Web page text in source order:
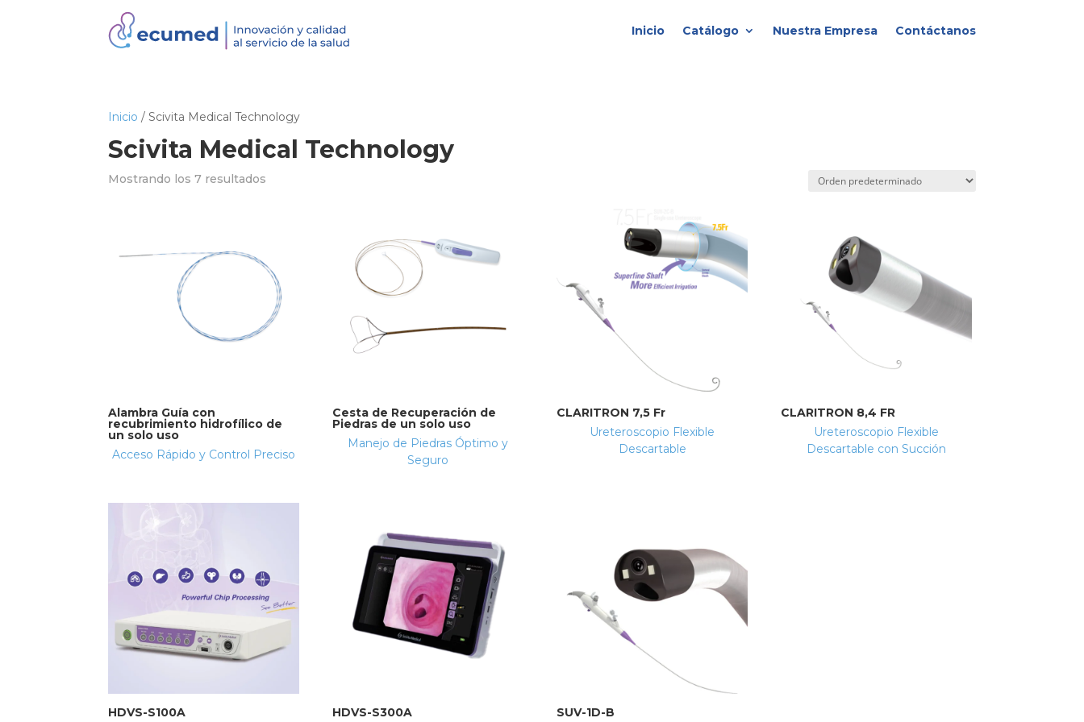
Inicio Catálogo Nuestra Empresa Contáctanos
Inicio / Scivita Medical Technology
Scivita Medical Technology
Mostrando los 7 resultados
Alambra Guía con
recubrimiento hidrofílico de
un solo uso
Acceso Rápido y Control Preciso
Cesta de Recuperación de
Piedras de un solo uso
Manejo de Piedras Óptimo y
Seguro
CLARITRON 7,5 Fr
Ureteroscopio Flexible
Descartable
CLARITRON 8,4 FR
Ureteroscopio Flexible
Descartable con Succión
HDVS-S100A HDVS-S300A SUV-1D-B